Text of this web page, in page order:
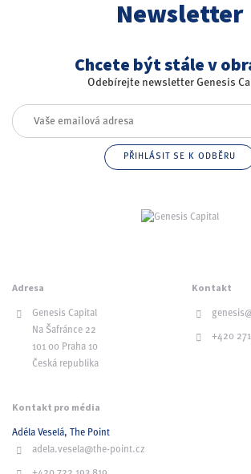
Newsletter
Chcete být stále v
Odebírejte newsletter Genesis
Adresa
Genesis Capital
Na Šafránce 22
101 00 Praha 10
Česká republika
Kontakt
+420
Kontakt pro média
Adéla Veselá, The Point
adela.vesela@the-point.cz